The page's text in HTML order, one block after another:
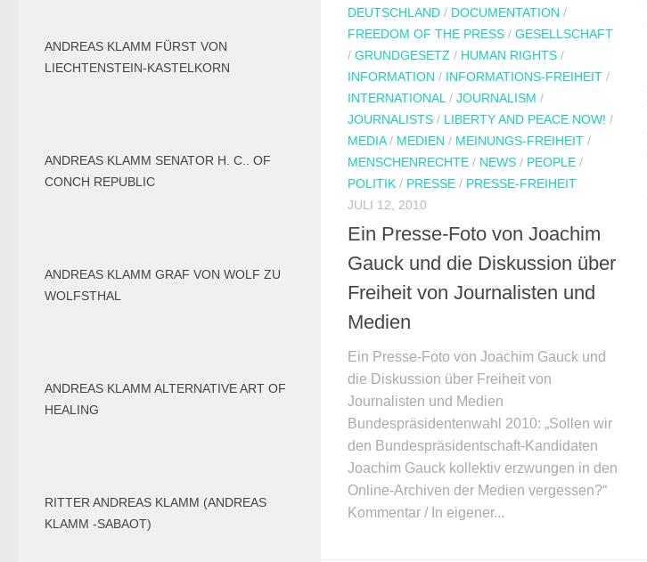
DEUTSCHLAND / DOCUMENTATION /
FREEDOM OF THE PRESS / GESELLSCHAFT
/ GRUNDGESETZ / HUMAN RIGHTS /
INFORMATION / INFORMATIONS-FREIHEIT /
INTERNATIONAL / JOURNALISM /
JOURNALISTS / LIBERTY AND PEACE NOW! /
MEDIA/ MEDIEN / MEINUNGS-FREIHEIT /
MENSCHENRECHTE / NEWS / PEOPLE /
POLITIK / PRESSE / PRESSE-FREIHEIT
JULI 12, 2010
Ein Presse-Foto von Joachim
Gauck und die Diskussion über
Freiheit von Journalisten und
Medien
Ein Presse-Foto von Joachim Gauck und
die Diskussion über Freiheit von
Journalisten und Medien
Bundespräsidentenwahl 2010: „Sollen wir
den Bundespräsidentschaft-Kandidaten
Joachim Gauck kollektiv erzwungen in den
Online-Archiven der Medien vergessen?“
Kommentar / In eigener...
ANDREAS KLAMM FÜRST VON
LIECHTENSTEIN-KASTELKORN
ANDREAS KLAMM SENATOR H. C.. OF
CONCH REPUBLIC
ANDREAS KLAMM GRAF VON WOLF ZU
WOLFSTHAL
ANDREAS KLAMM ALTERNATIVE ART OF
HEALING
RITTER ANDREAS KLAMM (ANDREAS
KLAMM -SABAOT)